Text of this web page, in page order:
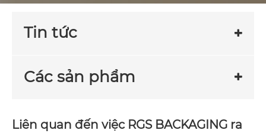
Tin tức
Các sản phẩm
Liên quan đến việc RGS BACKAGING ra